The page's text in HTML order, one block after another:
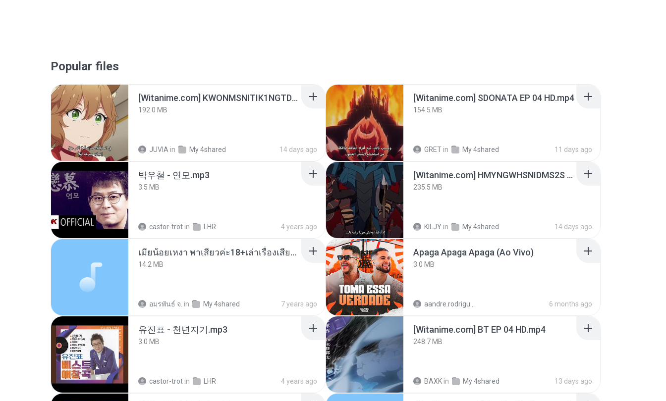
Popular files
[Witanime.com] KWONMSNITIK1NGTDNN EP 04 HD.mp4
192.0 MB
JUVIA in My 4shared 14 days ago
[Witanime.com] SDONATA EP 04 HD.mp4
154.5 MB
GRET in My 4shared 11 days ago
박우철 - 연모.mp3
3.5 MB
castor-trot in LHR 4 years ago
[Witanime.com] HMYNGWHSNIDMS2S EP 04 HD.mp4
235.5 MB
KILJY in My 4shared 14 days ago
เมียน้อยเหงา พาเสียวค่ะ18+เล่าเรื่องเสียว.mp3
14.2 MB
อมรพันธ์ จ. in My 4shared 7 years ago
Apaga Apaga Apaga (Ao Vivo)
3.0 MB
6 months ago
유진표 - 천년지기.mp3
3.0 MB
castor-trot in LHR 4 years ago
[Witanime.com] BT EP 04 HD.mp4
248.7 MB
BAXK in My 4shared 13 days ago